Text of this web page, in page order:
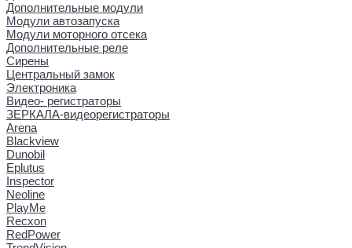
Дополнительные модули
Модули автозапуска
Модули моторного отсека
Дополнительные реле
Сирены
Центральный замок
Электроника
Видео- регистраторы
ЗЕРКАЛА-видеорегистраторы
Arena
Blackview
Dunobil
Eplutus
Inspector
Neoline
PlayMe
Recxon
RedPower